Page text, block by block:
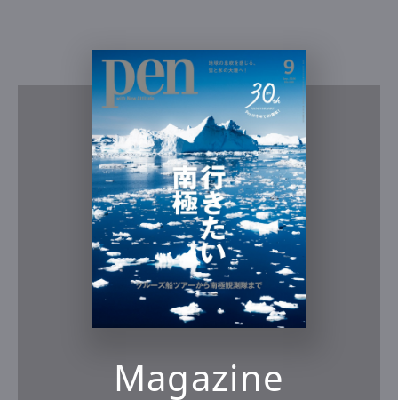
Magazine